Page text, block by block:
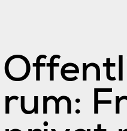
rum: